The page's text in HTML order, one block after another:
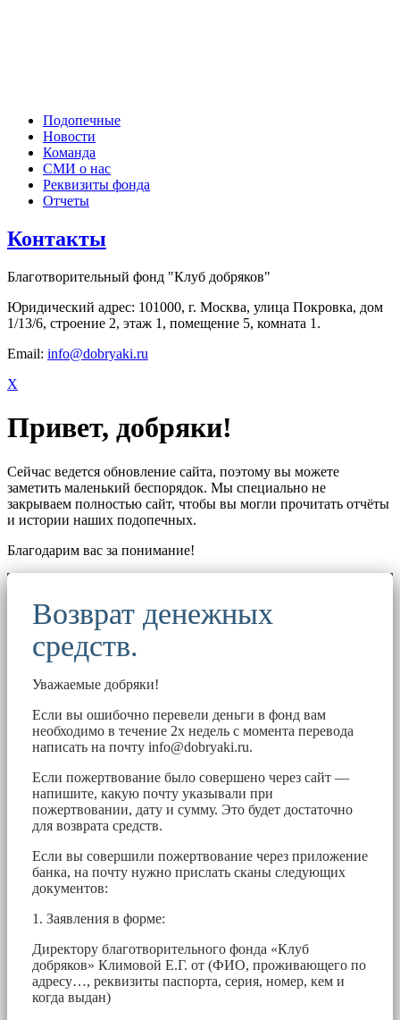
Подопечные
Новости
Команда
СМИ о нас
Реквизиты фонда
Отчеты
Контакты
Благотворительный фонд "Клуб добряков"
Юридический адрес: 101000, г. Москва, улица Покровка, дом
1/13/6, строение 2, этаж 1, помещение 5, комната 1.
Email: info@dobryaki.ru
X
Привет, добряки!
Сейчас ведется обновление сайта, поэтому вы можете
заметить маленький беспорядок. Мы специально не
закрываем полностью сайт, чтобы вы могли прочитать отчёты
и истории наших подопечных.
Благодарим вас за понимание!
Возврат денежных
средств.
Уважаемые добряки!
Если вы ошибочно перевели деньги в фонд вам
необходимо в течение 2х недель с момента перевода
написать на почту info@dobryaki.ru.
Если пожертвование было совершено через сайт —
напишите, какую почту указывали при
пожертвовании, дату и сумму. Это будет достаточно
для возврата средств.
Если вы совершили пожертвование через приложение
банка, на почту нужно прислать сканы следующих
документов:
1. Заявления в форме:
Директору благотворительного фонда «Клуб
добряков» Климовой Е.Г. от (ФИО, проживающего по
адресу…, реквизиты паспорта, серия, номер, кем и
когда выдан)